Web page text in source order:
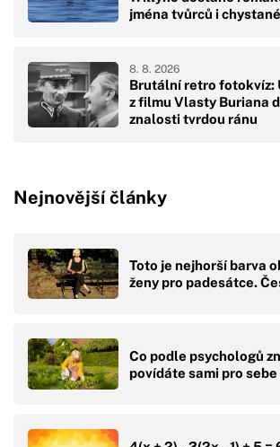
jména tvůrců i
Brutální retro fotokvíz:
z filmu Vlasty Buriana
znalosti tvrdou ránu
8. 8. 2026
Nejnovější články
Toto je nejhorší barva
ženy pro padesátce.
Co podle psychologů
povídáte sami pro sebe